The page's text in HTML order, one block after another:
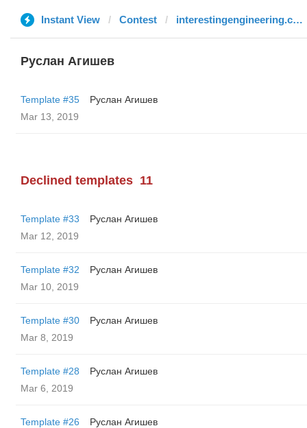
Instant View Contest interestingengineering.com
Руслан Агишев
Template #35
Руслан Агишев
Mar 13, 2019
Declined templates 11
Template #33
Руслан Агишев
Mar 12, 2019
Template #32
Руслан Агишев
Mar 10, 2019
Template #30
Руслан Агишев
Mar 8, 2019
Template #28
Руслан Агишев
Mar 6, 2019
Template #26
Руслан Агишев